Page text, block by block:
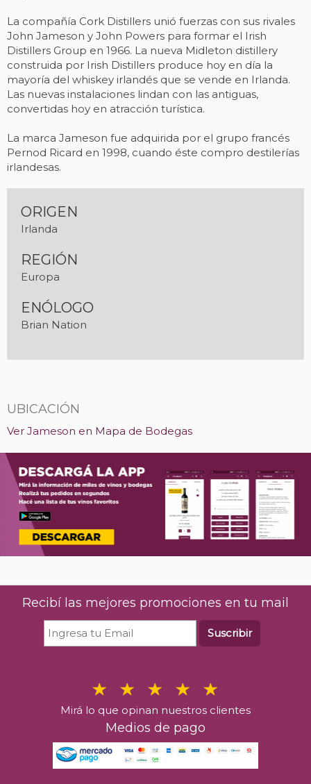
La compañía Cork Distillers unió fuerzas con sus rivales
John Jameson y John Powers para formar el Irish
Distillers Group en 1966. La nueva Midleton distillery
construida por Irish Distillers produce hoy en día la
mayoría del whiskey irlandés que se vende en Irlanda.
Las nuevas instalaciones lindan con las antiguas,
convertidas hoy en atracción turística.
La marca Jameson fue adquirida por el grupo francés
Pernod Ricard en 1998, cuando éste compro destilerías
irlandesas.
ORIGEN
Irlanda
REGIÓN
Europa
ENÓLOGO
Brian Nation
UBICACIÓN
Ver Jameson en Mapa de Bodegas
Recibí las mejores promociones en tu mail
Suscribir
Mirá lo que opinan nuestros clientes
Medios de pago